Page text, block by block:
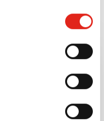
andere